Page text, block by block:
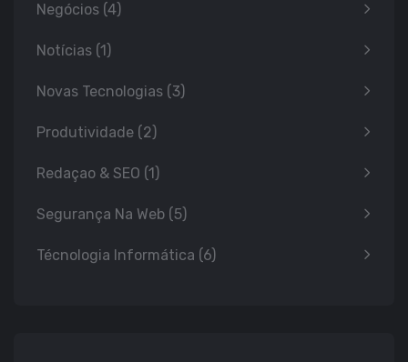
Negócios (4)
Notícias (1)
Novas Tecnologias (3)
Produtividade (2)
Redaçao & SEO (1)
Segurança Na Web (5)
Técnologia Informática (6)